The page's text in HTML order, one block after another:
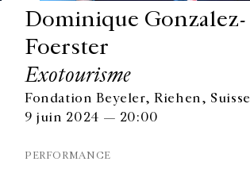
Dominique Gonzalez-
Foerster
Exotourisme
Fondation Beyeler, Riehen, Suisse
9 juin 2024 — 20:00
PERFORMANCE